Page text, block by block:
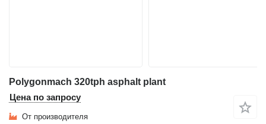
Polygonmach 320tph asphalt plant
Цена по запросу
От производителя